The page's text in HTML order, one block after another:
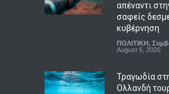
απέναντι
σαφείς
κυβέρνηση
ΠΟΛΙΤΙΚΗ,
August 6, 2026
Τραγωδία
Ολλανδή